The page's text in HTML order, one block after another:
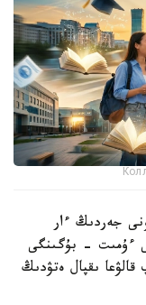
جەردىڭ ءار
ءۇمىت - بۇگىنگى
قالۋعا ىقپال ەتۋدىڭ